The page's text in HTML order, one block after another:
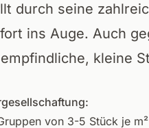
durch seine
ins Auge. Auch
kleine
von 3-5 Stück je m²